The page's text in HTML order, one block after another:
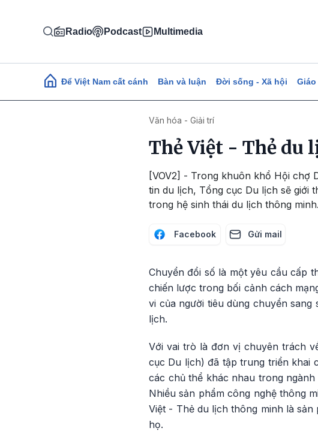
Radio Podcast Multimedia
Main navigation
Để Việt Nam cất cánh Bàn và luận Đời sống - Xã hội
Văn hóa - Giải trí
Thẻ Việt - Thẻ du
[VOV2] - Trong khuôn khổ Hội chợ
tin du lịch, Tổng cục Du lịch sẽ giới
trong hệ sinh thái du lịch thông minh.
Facebook Gửi mail
Chuyển đổi số là một yêu cầu cấp
chiến lược trong bối cảnh cách
vi của người tiêu dùng chuyển
lịch.
Với vai trò là đơn vị chuyên trách
cục Du lịch) đã tập trung triển khai
các chủ thể khác nhau trong
Nhiều sản phẩm công nghệ thông
Việt - Thẻ du lịch thông minh là
họ.